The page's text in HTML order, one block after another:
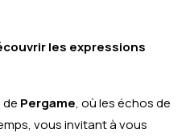
les expressions
de Pergame, où les échos de
vous invitant à vous